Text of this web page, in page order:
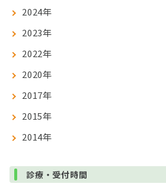
2024年
2023年
2022年
2020年
2017年
2015年
2014年
診療・受付時間